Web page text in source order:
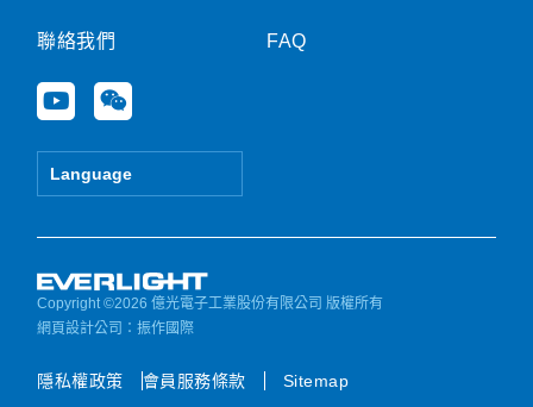
聯絡我們
Y
o
u
e
W
e
i
Language
FAQ
Copyright ©2026 億光電子工業股份有限公司 版權所有
網頁設計公司 ：振作國際
隱私權政策 會員服務條款 Sitemap